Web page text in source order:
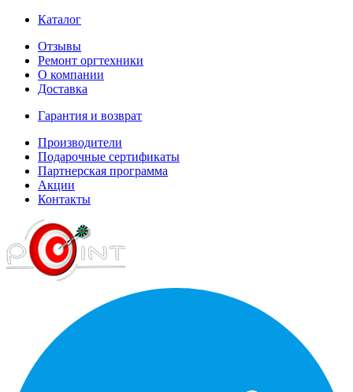
Каталог
Отзывы
Ремонт оргтехники
О компании
Доставка
Гарантия и возврат
Производители
Подарочные сертификаты
Партнерская программа
Акции
Контакты